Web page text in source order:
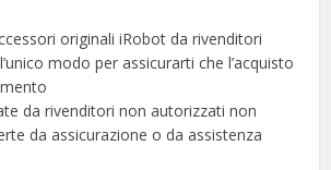
originali iRobot da rivenditori
modo per assicurarti che l’acquisto
da rivenditori non autorizzati non
da assicurazione o da assistenza